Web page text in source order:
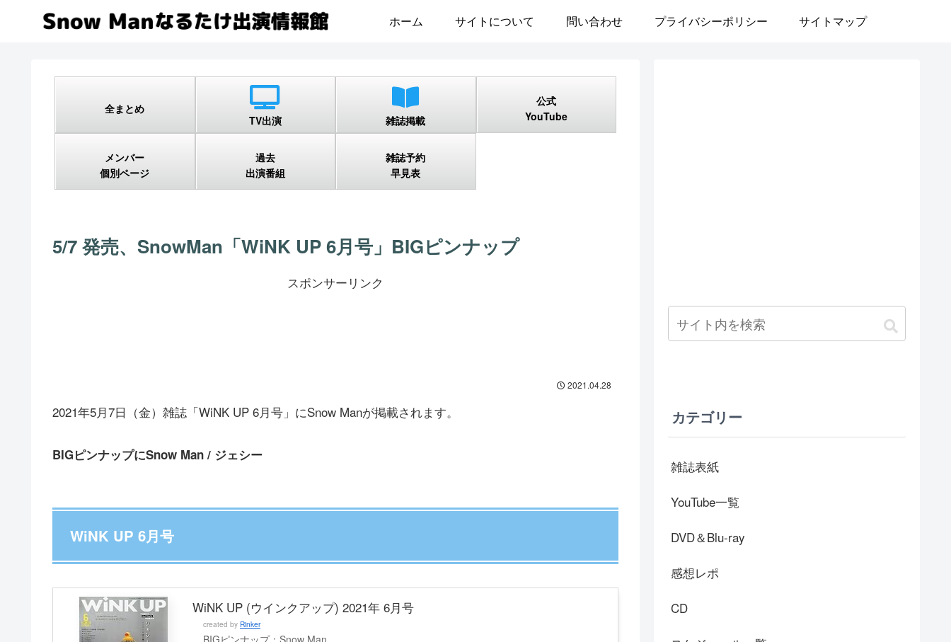
ホーム サイトについて 問い合わせ プライバシーポリシー サイトマップ
全まとめ
TV出演
雑誌掲載
公式
YouTube
メンバー
個別ページ
過去
出演番組
雑誌予約
早見表
5/7 発売、SnowMan「WiNK UP 6月号」BIGピンナップ
スポンサーリンク
2021.04.28
2021年5月7日（金）雑誌「WiNK UP 6月号」にSnow Manが掲載されます。
BIGピンナップにSnow Man / ジェシー
WiNK UP 6月号
WiNK UP (ウインクアップ) 2021年 6月号
created by Rinker
カテゴリー
雑誌表紙
YouTube一覧
DVD＆Blu-ray
感想レポ
CD